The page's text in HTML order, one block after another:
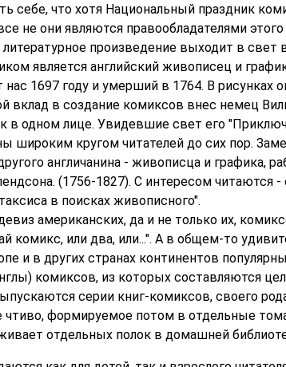
себе, что хотя Национальный праздник
не они являются правообладателями
литературное произведение выходит в свет
является английский живописец и
нас 1697 году и умерший в 1764. В рисунках
вклад в создание комиксов внес немец
в одном лице. Увидевшие свет его
широким кругом читателей до сих пор.
англичанина - живописца и графика,
(1756-1827). С интересом читаются
в поисках живописного".
американских, да и не только их,
комикс, или два, или...". А в общем-то
и в других странах континентов
комиксов, из которых составляются
серии книг-комиксов, своего
чтиво, формируемое потом в отдельные
отдельных полок в домашней